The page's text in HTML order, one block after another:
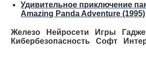
Удивительное приключение
Amazing Panda Adventure (1995)
Железо Нейросети Игры
Кибербезопасность
Софт